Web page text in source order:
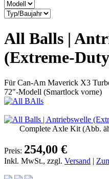
All Balls |
(Extreme-
Für Can-Am Maverick X3
72"-Modell (Smartlock vorne)
Complete Axle Kit (Abb.
Preis: 254,00 €
Inkl. MwSt., zzgl. Versand |